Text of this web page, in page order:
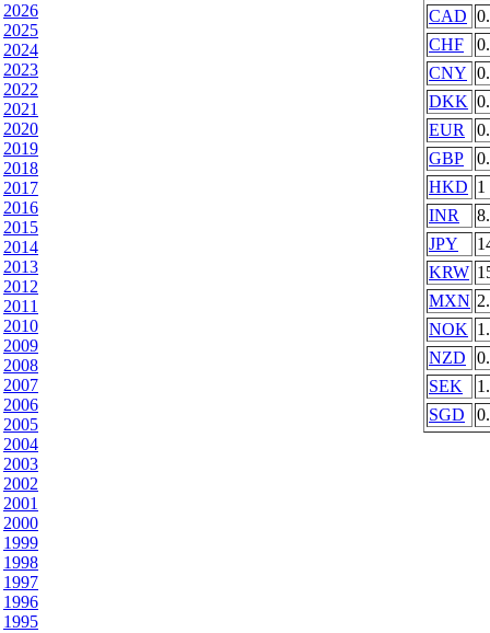
2026
2025
2024
2023
2022
2021
2020
2019
2018
2017
2016
2015
2014
2013
2012
2011
2010
2009
2008
2007
2006
2005
2004
2003
2002
2001
2000
1999
1998
1997
1996
1995
CAD
CHF
CNY
DKK
EUR
GBP
HKD 1
INR
JPY
KRW
MXN
NOK
NZD
SEK
SGD